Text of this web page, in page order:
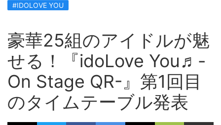
#IDOLOVE YOU
豪華25組のアイドルが魅
せる！『idoLove You♬-
On Stage QR-』第1回目
のタイムテーブル発表